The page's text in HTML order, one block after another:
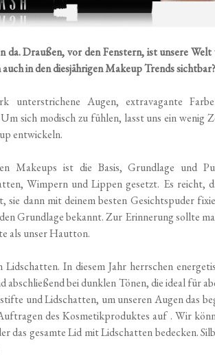
da. Draußen, vor den Fenstern, ist unsere
in den diesjährigen Makeup Trends
unterstrichene Augen, extravagante
sich modisch zu fühlen, lasst uns ein wenig
entwickeln.
Makeups ist die Basis, Grundlage und
Wimpern und Lippen gesetzt. Es reicht,
sie dann mit deinem besten Gesichtspuder
Grundlage bekannt. Zur Erinnerung sollte
als unser Hautton.
In diesem Jahr herrschen
abschließend bei dunklen Tönen, die ideal für
und Lidschatten, um unseren Augen das
des Kosmetikproduktes auf . Wir
das gesamte Lid mit Lidschatten bedecken.